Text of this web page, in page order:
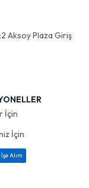
Aksoy Plaza Giriş
İçin
İçin
İşe Alım